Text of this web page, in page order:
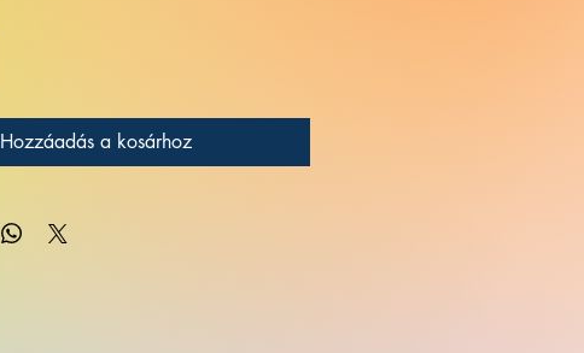
Hozzáadás a kosárhoz